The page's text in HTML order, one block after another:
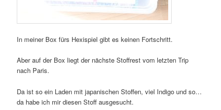
In meiner Box fürs Hexispiel gibt es keinen Fortschritt.
Aber auf der Box liegt der nächste Stoffrest vom letzten Trip
nach Paris.
Da ist so ein Laden mit japanischen Stoffen, viel Indigo und so…
da habe ich mir diesen Stoff ausgesucht.